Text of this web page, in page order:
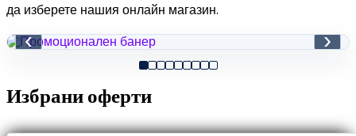
да изберете нашия онлайн магазин.
‹ ›
Избрани оферти